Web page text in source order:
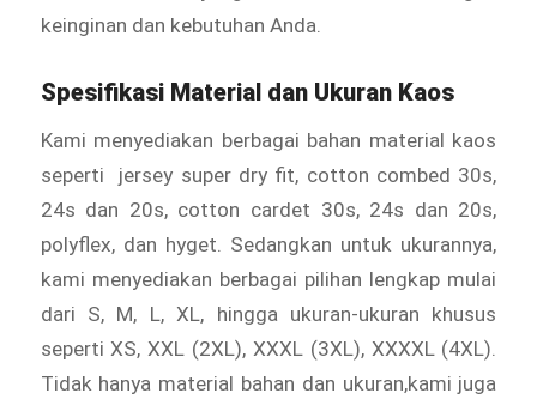
keinginan dan kebutuhan Anda.
Spesifikasi Material dan Ukuran Kaos
Kami menyediakan berbagai bahan material kaos
seperti jersey super dry fit, cotton combed 30s,
24s dan 20s, cotton cardet 30s, 24s dan 20s,
polyflex, dan hyget. Sedangkan untuk ukurannya,
kami menyediakan berbagai pilihan lengkap mulai
dari S, M, L, XL, hingga ukuran-ukuran khusus
seperti XS, XXL (2XL), XXXL (3XL), XXXXL (4XL).
Tidak hanya material bahan dan ukuran,kami juga